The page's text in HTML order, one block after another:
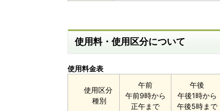
使用料・使用区分について
使用料金表
使用区分
種別
午前
午前9時から
正午まで
午後
午後1時から
午後5時まで